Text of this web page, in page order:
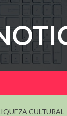
CULTURAL